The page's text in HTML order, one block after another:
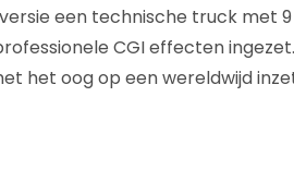
een technische truck met
CGI effecten
het oog op een wereldwijd